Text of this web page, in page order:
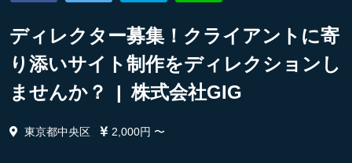
ディレクター募集！クライアントに寄
り添いサイト制作をディレクションし
ませんか？ | 株式会社GIG
東京都中央区 2,000円 〜